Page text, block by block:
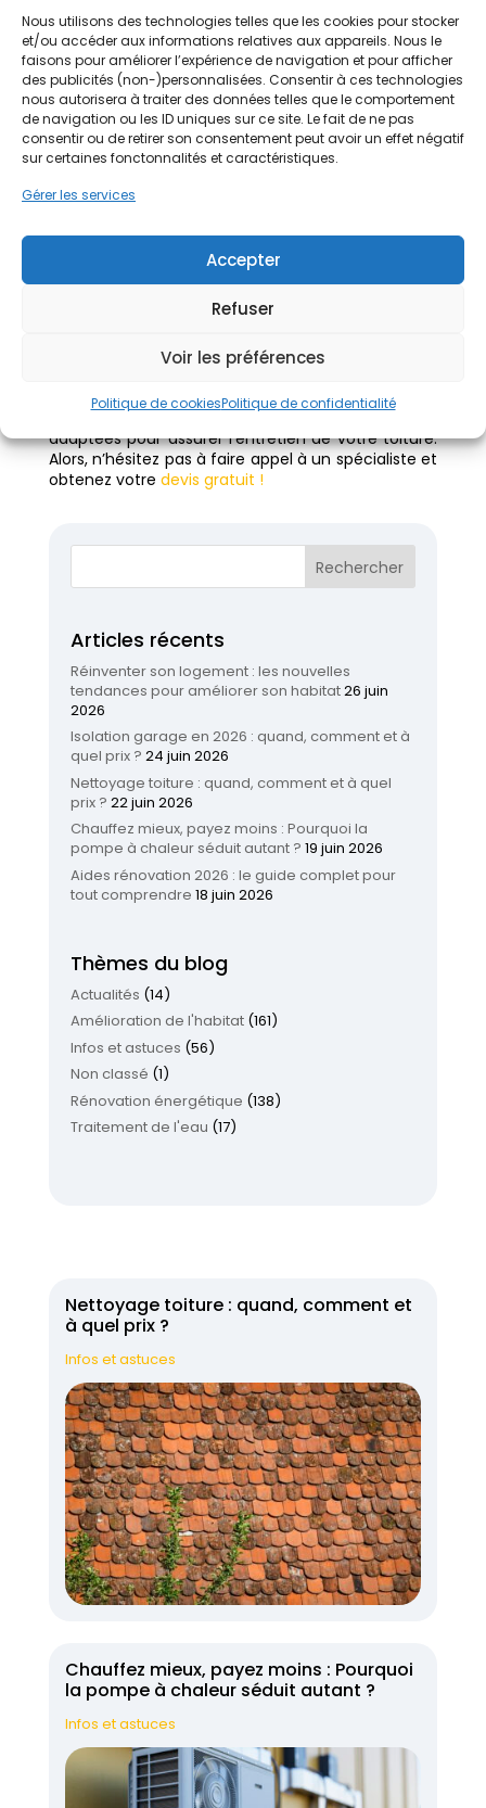
Nous utilisons des technologies telles que les cookies pour stocker
et/ou accéder aux informations relatives aux appareils. Nous le
faisons pour améliorer l’expérience de navigation et pour afficher
des publicités (non-)personnalisées. Consentir à ces technologies
nous autorisera à traiter des données telles que le comportement
de navigation ou les ID uniques sur ce site. Le fait de ne pas
consentir ou de retirer son consentement peut avoir un effet négatif
sur certaines fonctonnalités et caractéristiques.
Gérer les services
Accepter
Refuser
Voir les préférences
Politique de cookiesPolitique de confidentialité
L’application d’un hydrofuge après un nettoyage
de toit contribue àrenforcer l’étanchéité du
revêtement.Ce traitement hydrofuge protège la
couverture contre les intempéries et limite
l’absorption d’eau par les tuiles ou les ardoises. De
plus, un entretien régulier incluant un traitement
hydrofuge prolonge la durée de vie du toit et
professionnel
de toiture offre de nombreux avantages. Les
compétences nécessaires pour effectuer un
même, ils peuvent également identifier les
problèmes potentiels et proposer des solutions
adaptées pour assurer l’entretien de votre toiture.
Alors, n’hésitez pas à faire appel à un spécialiste et
obtenez votre devis gratuit !
Articles récents
Réinventer son logement : les nouvelles
tendances pour améliorer son habitat26 juin
2026
Isolation garage en 2026 : quand, comment et à
quel prix ? 24 juin 2026
Nettoyage toiture : quand, comment et à quel
prix ? 22 juin 2026
Chauffez mieux, payez moins : Pourquoi la
pompe à chaleur séduit autant ? 19 juin 2026
Aides rénovation 2026 : le guide complet pour
tout comprendre 18 juin 2026
Thèmes du blog
Actualités (14)
Amélioration de l'habitat(161)
Infos et astuces (56)
Non classé (1)
Rénovation énergétique (138)
Traitement de l'eau (17)
Nettoyage toiture : quand, comment et
à quel prix ?
Infos et astuces
Chauffez mieux, payez moins : Pourquoi
la pompe à chaleur séduit autant ?
Infos et astuces